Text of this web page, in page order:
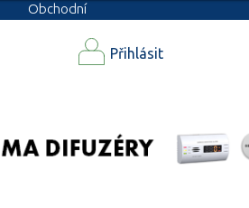
Obchodní
Přihlásit